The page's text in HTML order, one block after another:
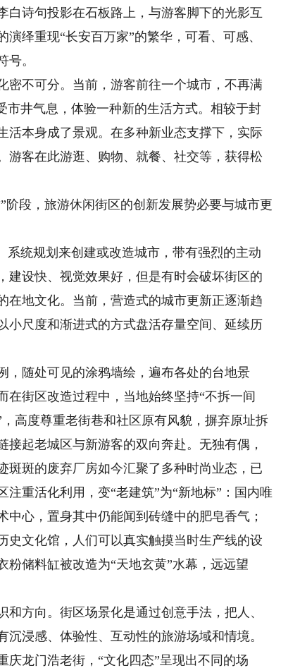
白诗句投影在石板路上，与游客脚下的光影互
绎重现“长安百万家”的繁华，可看、可感、
号。
不可分。当前，游客前往一个城市，不再满
市井气息，体验一种新的生活方式。相较于封
活本身成了景观。在多种新业态支撑下，实际
游客在此游逛、购物、就餐、社交等，获得松
段，旅游休闲街区的创新发展势必要与城市更
统规划来创建或改造城市，带有强烈的主动
建设快、视觉效果好，但是有时会破坏街区的
在地文化。当前，营造式的城市更新正逐渐趋
小尺度和渐进式的方式盘活存量空间、延续历
随处可见的涂鸦墙绘，遍布各处的台地景
街区改造过程中，当地始终坚持“不拆一间
高度尊重老街巷和社区原有风貌，摒弃原址拆
起老城区与新游客的双向奔赴。无独有偶，
斑斑的废弃厂房如今汇聚了多种时尚业态，已
重活化利用，变“老建筑”为“新地标”：国内唯
心，置身其中仍能闻到砖缝中的肥皂香气；
史文化馆，人们可以真实触摸当时生产线的设
储料缸被改造为“天地玄黄”水幕，远远望
方向。街区场景化是通过创意手法，把人、
浸感、体验性、互动性的旅游场域和情境。
龙门浩老街，“文化四态”呈现出不同的场